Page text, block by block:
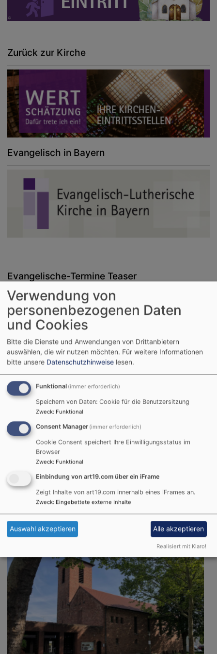
Zurück zur Kirche
Evangelisch in Bayern
Evangelische-Termine Teaser
So, 9.8. 10:15 Uhr
Gottesdienst, V. Wölfle
Aschaffenburg Evang.-Luth. St. Pauluskirche
So, 16.8. 10 Uhr
Kein Gottesdienst in St. Paulus, Einladung in die GDe
Aschaffenburg Evang.-Luth. St. Pauluskirche
Verwendung von
personenbezogenen Daten
und Cookies
Bitte die Dienste und Anwendungen von Drittanbietern
auswählen, die wir nutzen möchten. Für weitere Informationen
bitte unsere Datenschutzhinweise lesen.
Funktional (immer erforderlich)
Speichern von Daten: Cookie für die Benutzersitzung
Zweck: Funktional
Consent Manager (immer erforderlich)
Cookie Consent speichert Ihre Einwilligungsstatus im
Browser
Zweck: Funktional
Einbindung von art19.com über ein iFrame
Zeigt Inhalte von art19.com innerhalb eines iFrames an.
Zweck: Eingebettete externe Inhalte
Auswahl akzeptieren Alle akzeptieren
Realisiert mit Klaro!